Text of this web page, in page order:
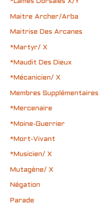
*Lames Dorsales X/Y
Maitre Archer/Arba
Maitrise Des Arcanes
*Martyr/ X
*Maudit Des Dieux
*Mécanicien/ X
Membres Supplémentaires
*Mercenaire
*Moine-Guerrier
*Mort-Vivant
*Musicien/ X
Mutagène/ X
Négation
Parade